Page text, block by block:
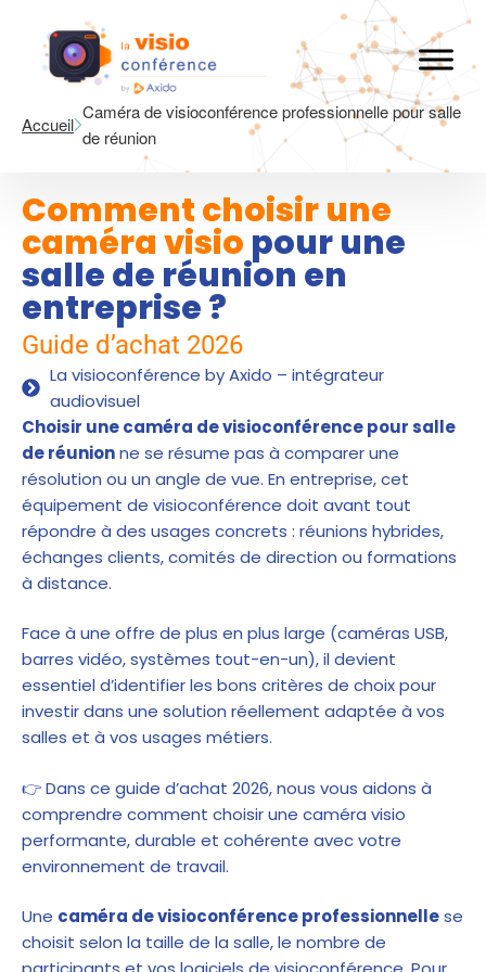
Accueil
Caméra de visioconférence professionnelle pour salle
de réunion
Comment choisir une
caméra visio pour une
salle de réunion en
entreprise ?
Guide d’achat 2026
La visioconférence by Axido – intégrateur
audiovisuel
Choisir une caméra de visioconférence pour salle
de réunionne se résume pas à comparer une
résolution ou un angle de vue. En entreprise, cet
équipement de visioconférence doit avant tout
répondre à des usages concrets : réunions hybrides,
échanges clients, comités de direction ou formations
à distance.
Face à une offre de plus en plus large (caméras USB,
barres vidéo, systèmes tout-en-un), il devient
essentiel d’identifier les bons critères de choix pour
investir dans une solution réellement adaptée à vos
salles et à vos usages métiers.
👉 Dans ce guide d’achat 2026, nous vous aidons à
comprendre comment choisir une caméra visio
performante, durable et cohérente avec votre
environnement de travail.
Une caméra de visioconférence professionnellese
choisit selon la taille de la salle, le nombre de